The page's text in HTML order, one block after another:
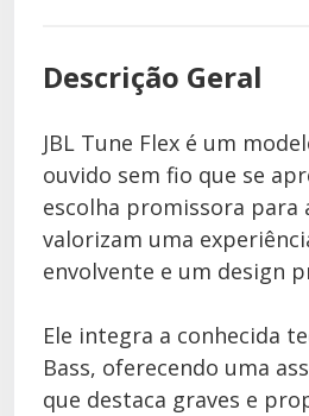
Descrição Geral
JBL Tune Flex é um
ouvido sem fio que se
escolha promissora para
valorizam uma
envolvente e um design
Ele integra a conhecida
Bass, oferecendo uma
que destaca graves e